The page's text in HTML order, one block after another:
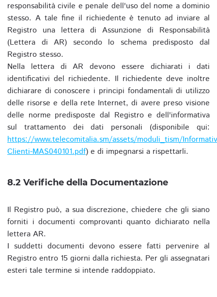
responsabilità civile e penale dell'uso del nome a dominio
stesso. A tale fine il richiedente è tenuto ad inviare al
Registro una lettera di Assunzione di Responsabilità
(Lettera di AR) secondo lo schema predisposto dal
Registro stesso.
Nella lettera di AR devono essere dichiarati i dati
identificativi del richiedente. Il richiedente deve inoltre
dichiarare di conoscere i principi fondamentali di utilizzo
delle risorse e della rete Internet, di avere preso visione
delle norme predisposte dal Registro e dell'informativa
sul trattamento dei dati personali (disponibile qui:
https://www.telecomitalia.sm/assets/moduli_tism/
Clienti-MAS040101.pdf) e di impegnarsi a rispettarli.
8.2 Verifiche della Documentazione
Il Registro può, a sua discrezione, chiedere che gli siano
forniti i documenti comprovanti quanto dichiarato nella
lettera AR.
I suddetti documenti devono essere fatti pervenire al
Registro entro 15 giorni dalla richiesta. Per gli assegnatari
esteri tale termine si intende raddoppiato.